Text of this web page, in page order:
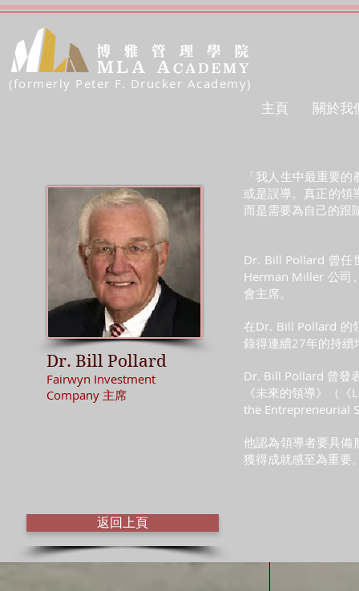
(formerly Peter F. Drucker Academy)
主頁 關於我
Dr. Bill Pollard
Fairwyn Investment
Company 主席
「我人生中最重要
或是誤導。真正的領
而是需要為自己的跟
Dr. Bill Pollard 曾任
Herman Miller 公司
會主席。
在Dr. Bill Pollard 的
錄得連續27年的持續
Dr. Bill Pollard 曾發
《未來的領導》（
the Entrepreneurial
他認為領導者要具備
獲得成就感至為重要
返回上頁